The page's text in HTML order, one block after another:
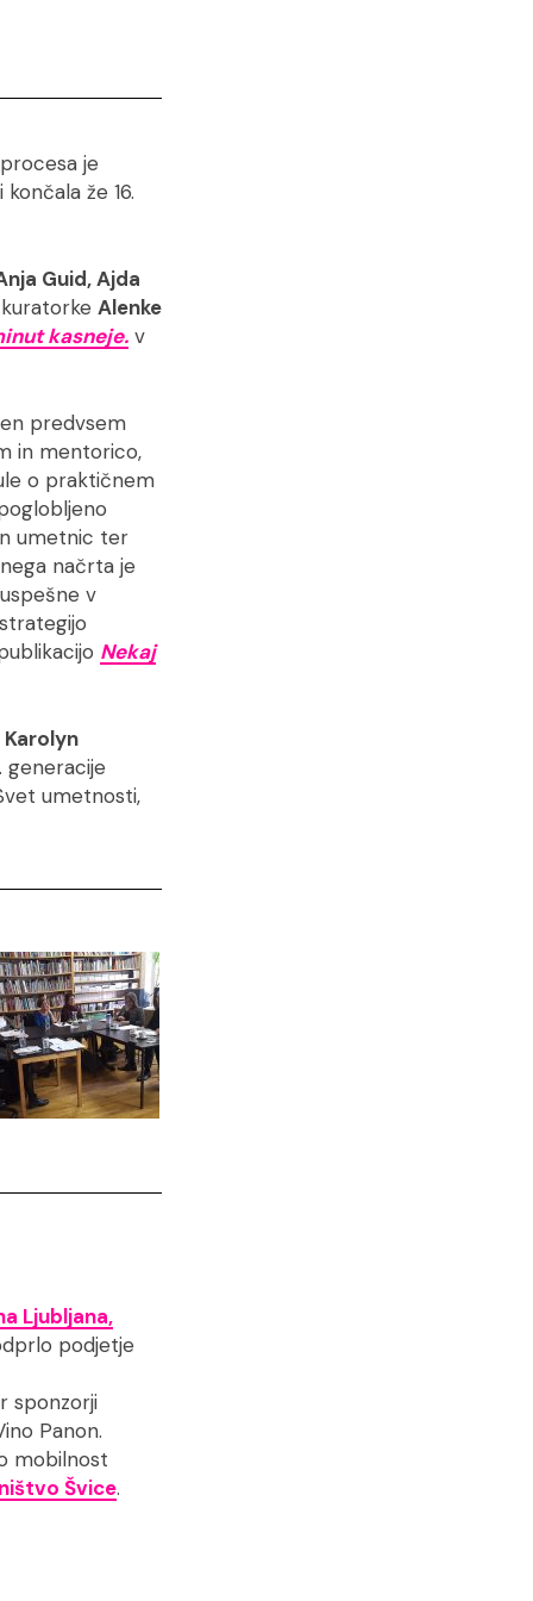
je
že 16.
Guid, Ajda
Alenke
kasneje. v
predvsem
in mentorico,
o praktičnem
umetnic ter
načrta je
v
Nekaj
generacije
umetnosti,
Ljubljana,
podjetje
sponzorji
Panon.
mobilnost
Švice.